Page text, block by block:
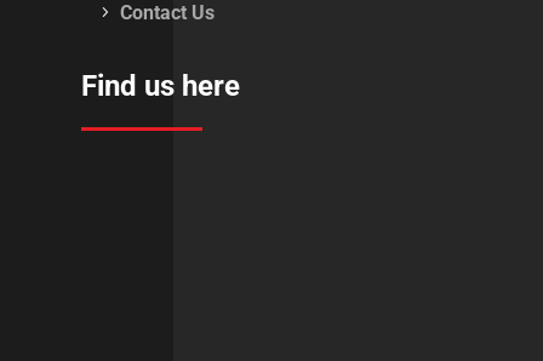
Contact Us
Find us here